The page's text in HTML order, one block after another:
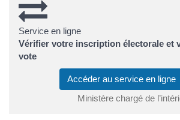
Service en ligne
Vérifier votre inscription électorale et
vote
Accéder au service en
Ministère chargé de